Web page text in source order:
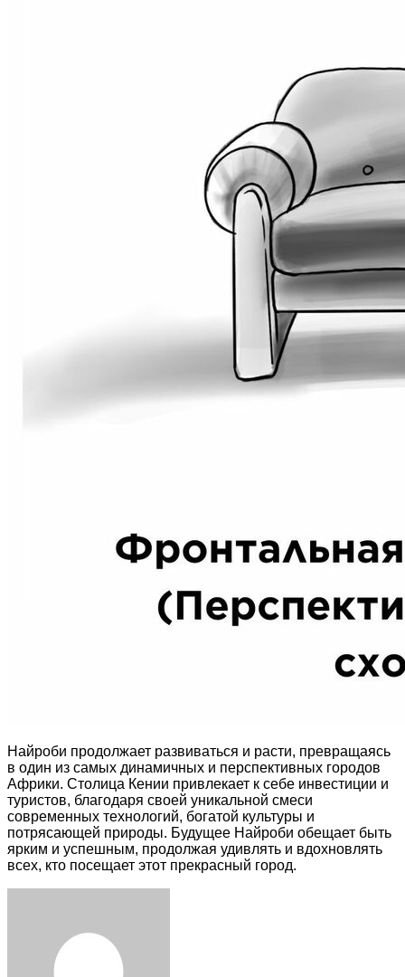
Найроби продолжает развиваться и расти, превращаясь
в один из самых динамичных и перспективных городов
Африки. Столица Кении привлекает к себе инвестиции и
туристов, благодаря своей уникальной смеси
современных технологий, богатой культуры и
потрясающей природы. Будущее Найроби обещает быть
ярким и успешным, продолжая удивлять и вдохновлять
всех, кто посещает этот прекрасный город.